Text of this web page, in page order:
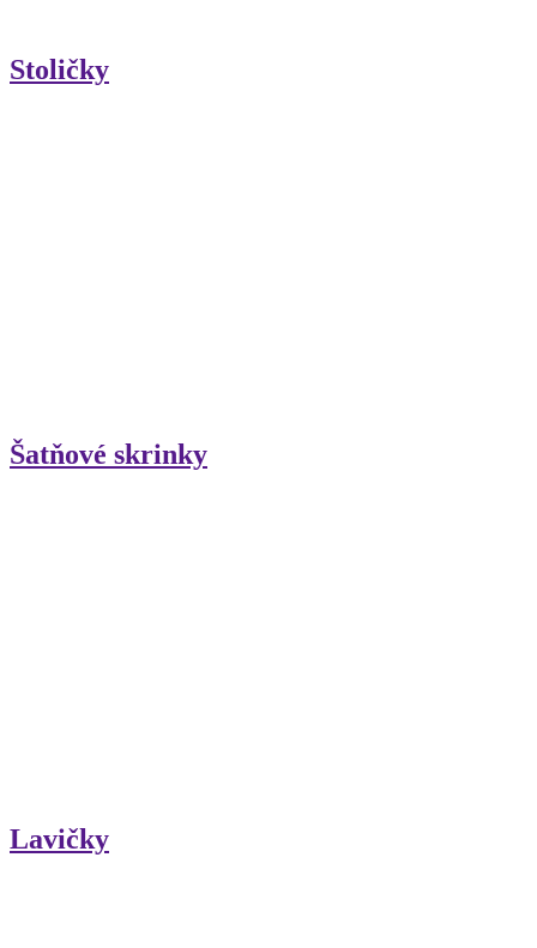
Stoličky
Šatňové skrinky
Lavičky